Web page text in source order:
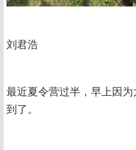
刘君浩
最近夏令营过半，早上因
到了。